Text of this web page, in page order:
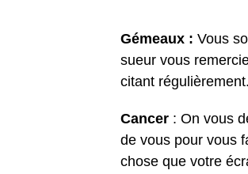
Gémeaux : Vous
sueur vous
citant régulièrement.
Cancer : On vous
de vous pour vous
chose que votre